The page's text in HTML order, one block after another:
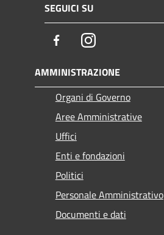
SEGUICI SU
FacebookInstagram
AMMINISTRAZIONE
Organi di Governo
Aree Amministrative
Uffici
Enti e fondazioni
Politici
Personale Amministrativo
Documenti e dati